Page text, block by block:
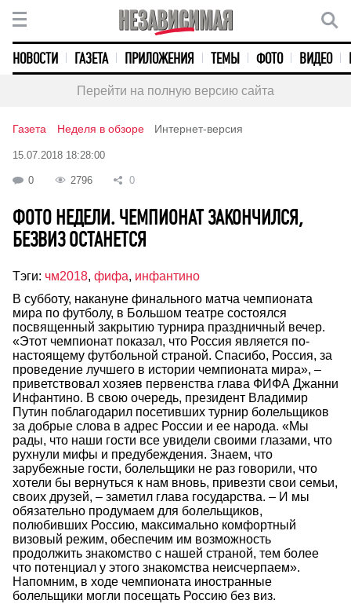
НОВОСТИ ГАЗЕТА ПРИЛОЖЕНИЯ ТЕМЫ ФОТО ВИДЕО
Перейти на полную версию сайта
Газета Неделя в обзоре Интернет-версия
15.07.2018 18:28:00
0 2796 0
ФОТО НЕДЕЛИ. ЧЕМПИОНАТ ЗАКОНЧИЛСЯ,
БЕЗВИЗ ОСТАНЕТСЯ
Тэги: чм2018, фифа, инфантино
В субботу, накануне финального матча чемпионата
мира по футболу, в Большом театре состоялся
посвященный закрытию турнира праздничный вечер.
«Этот чемпионат показал, что Россия является по-
настоящему футбольной страной. Спасибо, Россия, за
проведение лучшего в истории чемпионата мира», –
приветствовал хозяев первенства глава ФИФА Джанни
Инфантино. В свою очередь, президент Владимир
Путин поблагодарил посетивших турнир болельщиков
за добрые слова в адрес России и ее народа. «Мы
рады, что наши гости все увидели своими глазами, что
рухнули мифы и предубеждения. Знаем, что
зарубежные гости, болельщики не раз говорили, что
хотели бы вернуться к нам вновь, привезти свои семьи,
своих друзей, – заметил глава государства. – И мы
обязательно продумаем для болельщиков,
полюбивших Россию, максимально комфортный
визовый режим, обеспечим им возможность
продолжить знакомство с нашей страной, тем более
что потенциал у этого знакомства неисчерпаем».
Напомним, в ходе чемпионата иностранные
болельщики могли посещать Россию без виз.